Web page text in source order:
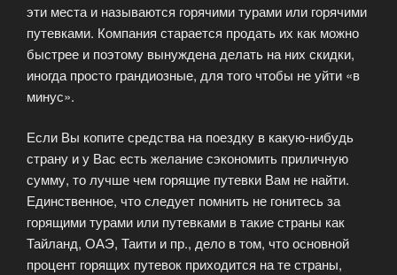
эти места и называются горячими турами или горячими
путевками. Компания старается продать их как можно
быстрее и поэтому вынуждена делать на них скидки,
иногда просто грандиозные, для того чтобы не уйти «в
минус».
Если Вы копите средства на поездку в какую-нибудь
страну и у Вас есть желание сэкономить приличную
сумму, то лучше чем горящие путевки Вам не найти.
Единственное, что следует помнить не гонитесь за
горящими турами или путевками в такие страны как
Тайланд, ОАЭ, Таити и пр., дело в том, что основной
процент горящих путевок приходится на те страны,